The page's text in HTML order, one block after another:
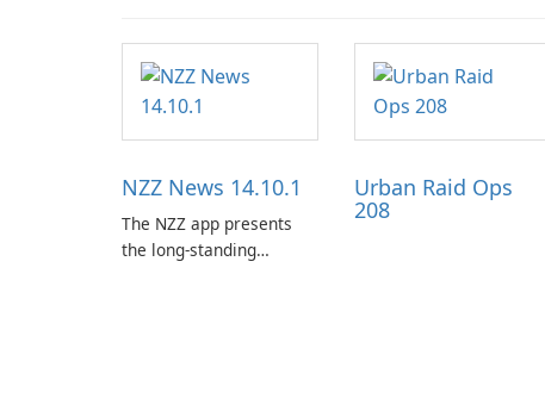
NZZ News 14.10.1
The NZZ app presents
the long-standing
Urban Raid Ops
208